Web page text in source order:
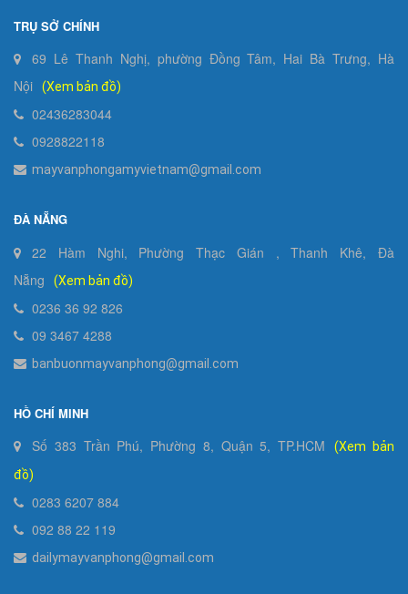
TRỤ SỞ CHÍNH
69 Lê Thanh Nghị, phường Đồng Tâm, Hai Bà Trưng, Hà
Nội
(Xem bản đồ)
02436283044
0928822118
mayvanphongamyvietnam@gmail.com
ĐÀ NẴNG
22 Hàm Nghi, Phường Thạc Gián , Thanh Khê, Đà
Nẵng
(Xem bản đồ)
0236 36 92 826
09 3467 4288
banbuonmayvanphong@gmail.com
HỒ CHÍ MINH
Số 383 Trần Phú, Phường 8, Quận 5, TP.HCM
(Xem bản
đồ)
0283 6207 884
092 88 22 119
dailymayvanphong@gmail.com